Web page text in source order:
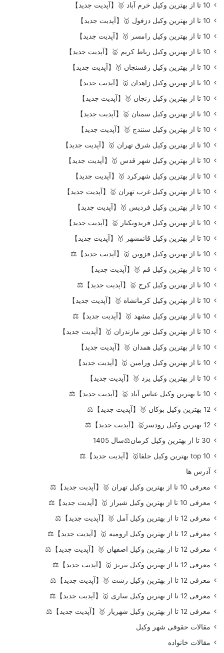
10 تا از بهترین وکیل خرم آباد 🥇【آپدیت جدید】
10 تا از بهترین وکیل دزفول 🥇【آپدیت جدید】
10 تا از بهترین وکیل رامسر 🥇【آپدیت جدید】
10 تا از بهترین وکیل رباط کریم 🥇【آپدیت جدید】
10 تا از بهترین وکیل رفسنجان 🥇【آپدیت جدید】
10 تا از بهترین وکیل زاهدان 🥇【آپدیت جدید】
10 تا از بهترین وکیل زنجان 🥇【آپدیت جدید】
10 تا از بهترین وکیل سمنان 🥇【آپدیت جدید】
10 تا از بهترین وکیل سنندج 🥇【آپدیت جدید】
10 تا از بهترین وکیل شرق تهران 🥇【آپدیت جدید】
10 تا از بهترین وکیل شهر قدس 🥇【آپدیت جدید】
10 تا از بهترین وکیل شهرکرد 🥇【آپدیت جدید】
10 تا از بهترین وکیل غرب تهران 🥇【آپدیت جدید】
10 تا از بهترین وکیل فردیس 🥇【آپدیت جدید】
10 تا از بهترین وکیل فریدونکنار 🥇【آپدیت جدید】
10 تا از بهترین وکیل قائمشهر 🥇【آپدیت جدید】
10 تا از بهترین وکیل قزوین 🥇【آپدیت جدید】⚖️
10 تا از بهترین وکیل قم 🥇【آپدیت جدید】
10 تا از بهترین وکیل کرج 🥇【آپدیت جدید】⚖️
10 تا از بهترین وکیل کرمانشاه 🥇【آپدیت جدید】
10 تا از بهترین وکیل مشهد 🥇【آپدیت جدید】⚖️
10 تا از بهترین وکیل نور مازندران 🥇【آپدیت جدید】
10 تا از بهترین وکیل همدان 🥇【آپدیت جدید】
10 تا از بهترین وکیل ورامین 🥇【آپدیت جدید】
10 تا از بهترین وکیل یزد 🥇【آپدیت جدید】
10 تا بهترین وکیل عباس آباد 🥇【آپدیت جدید】⚖️
12 بهترین وکیل بوکان 🥇【آپدیت جدید】⚖️
12 بهترین وکیل رودسر🥇【آپدیت جدید】⚖️
30 تا از بهترین وکیل کرمان⚖️سال 1405
top 10 بهترین وکیل جلفا🥇【آپدیت جدید】⚖️
آدرس ها
معرفی 10 تا از بهترین وکیل تهران 🥇【آپدیت جدید】⚖️
معرفی 10 تا از بهترین وکیل شیراز 🥇【آپدیت جدید】⚖️
معرفی 12 تا از بهترین وکیل آمل 🥇【آپدیت جدید】⚖️
معرفی 12 تا از بهترین وکیل ارومیه 🥇【آپدیت جدید】⚖️
معرفی 12 تا از بهترین وکیل اصفهان 🥇【آپدیت جدید】⚖️
معرفی 12 تا از بهترین وکیل تبریز 🥇【آپدیت جدید】⚖️
معرفی 12 تا از بهترین وکیل رشت 🥇【آپدیت جدید】⚖️
معرفی 12 تا از بهترین وکیل ساری 🥇【آپدیت جدید】⚖️
معرفی 12 تا از بهترین وکیل شهریار 🥇【آپدیت جدید】⚖️
مقالات حقوقی شهر وکیل
مقالات خانواده